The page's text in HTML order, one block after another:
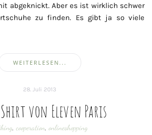
abgeknickt. Aber es ist wirklich schwer
zu finden. Es gibt ja so viele
WEITERLESEN...
28. Juli 2013
Shirt von Eleven Paris
cooperation onlineshopping